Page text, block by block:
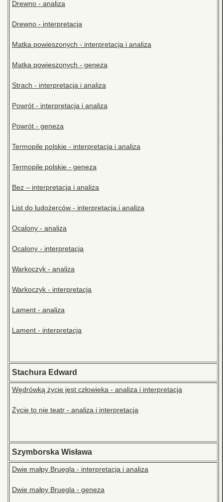
Drewno - analiza
Drewno - interpretacja
Matka powieszonych - interpretacja i analiza
Matka powieszonych - geneza
Strach - interpretacja i analiza
Powrót - interpretacja i analiza
Powrót - geneza
Termopile polskie - interpretacja i analiza
Termopile polskie - geneza
Bez – interpretacja i analiza
List do ludożerców - interpretacja i analiza
Ocalony - analiza
Ocalony - interpretacja
Warkoczyk - analiza
Warkoczyk - interpretacja
Lament - analiza
Lament - interpretacja
Stachura Edward
Wędrówką życie jest człowieka - analiza i interpretacja
Życie to nie teatr - analiza i interpretacja
Szymborska Wisława
Dwie małpy Bruegla - interpretacja i analiza
Dwie małpy Bruegla - geneza